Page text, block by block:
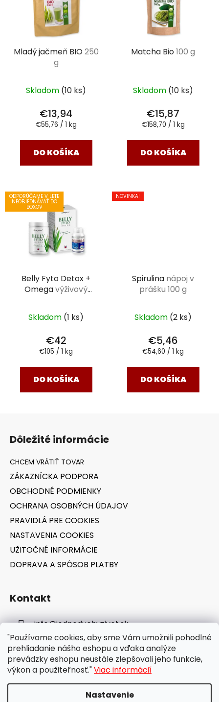
"Používame cookies, aby sme Vám umožnili pohodlné
prehliadanie nášho eshopu a vďaka analýze
prevádzky eshopu neustále zlepšovali jeho funkcie,
výkon a použiteľnosť."Viac informácií
Nastavenie
Mladý jačmeň BIO250
g
Skladom (10 ks)
€13,94
Jednotková
€55,76 / 1 kg
DO KOŠÍKA
Matcha Bio100 g
Skladom (10 ks)
€15,87
Jednotková
€158,70 / 1 kg
DO KOŠÍKA
ODPORÚČAME V LETE
NEOBJEDNÁVAŤ DO
BOXOV
Belly Fyto Detox +
Omegavýživový
Skladom (1 ks)
€42
Jednotková
€105 / 1 kg
DO KOŠÍKA
NOVINKA!
Spirulina nápoj v
prášku 100 g
Skladom (2 ks)
€5,46
Jednotková
€54,60 / 1 kg
DO KOŠÍKA
Dôležité informácie
ZÁKAZNÍCKA PODPORA
OBCHODNÉ PODMIENKY
OCHRANA OSOBNÝCH ÚDAJOV
PRAVIDLÁ PRE COOKIES
NASTAVENIA COOKIES
UŽITOČNÉ INFORMÁCIE
DOPRAVA A SPÔSOB PLATBY
Kontakt
info@jednoduchyzivot.sk
E-shop: 0948 647 767